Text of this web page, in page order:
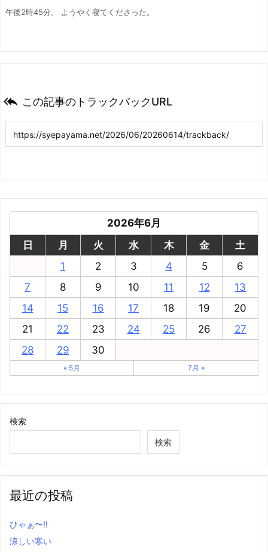
午後2時45分。 ようやく寝てくださった。
 この記事のトラックバックURL
2026年6月
日
月 火 水 木 金
土
1
2 3 4 5
6
7
8 9 10 11 12
13
14
15 16 17 18 19
20
21
22 23 24 25 26
27
28
29 30
« 5月 7月 »
検索
検索
最近の投稿
ひゃぁ〜‼
涼しい寒い